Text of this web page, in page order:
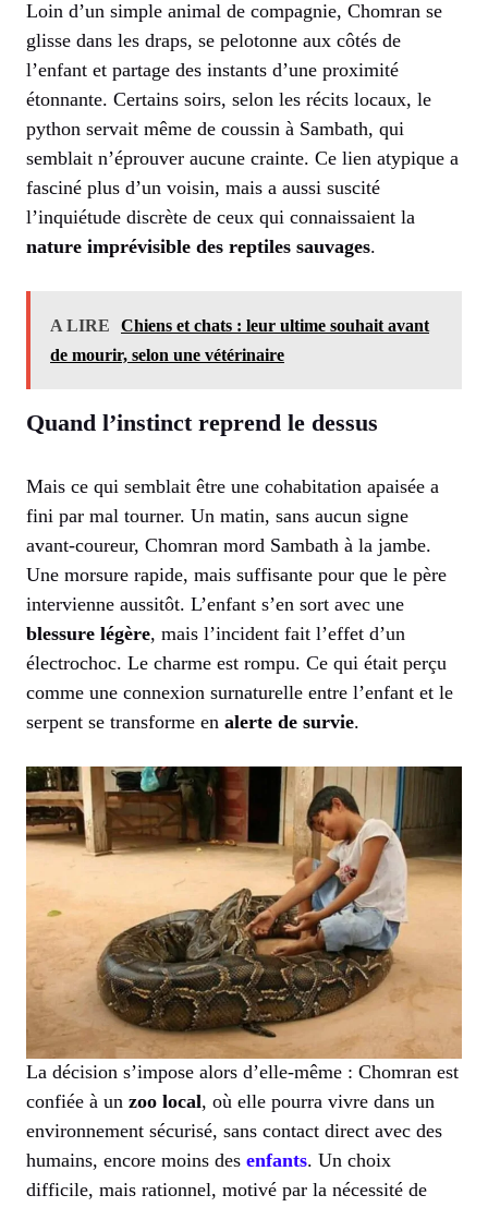
Loin d’un simple animal de compagnie, Chomran se
glisse dans les draps, se pelotonne aux côtés de
l’enfant et partage des instants d’une proximité
étonnante. Certains soirs, selon les récits locaux, le
python servait même de coussin à Sambath, qui
semblait n’éprouver aucune crainte. Ce lien atypique a
fasciné plus d’un voisin, mais a aussi suscité
l’inquiétude discrète de ceux qui connaissaient la
nature imprévisible des reptiles sauvages.
A LIRE
Chiens et chats : leur ultime souhait avant
de mourir, selon une vétérinaire
Quand l’instinct reprend le dessus
Mais ce qui semblait être une cohabitation apaisée a
fini par mal tourner. Un matin, sans aucun signe
avant-coureur, Chomran mord Sambath à la jambe.
Une morsure rapide, mais suffisante pour que le père
intervienne aussitôt. L’enfant s’en sort avec une
blessure légère, mais l’incident fait l’effet d’un
électrochoc. Le charme est rompu. Ce qui était perçu
comme une connexion surnaturelle entre l’enfant et le
serpent se transforme en alerte de survie.
La décision s’impose alors d’elle-même : Chomran est
confiée à un zoo local, où elle pourra vivre dans un
environnement sécurisé, sans contact direct avec des
humains, encore moins des enfants. Un choix
difficile, mais rationnel, motivé par la nécessité de